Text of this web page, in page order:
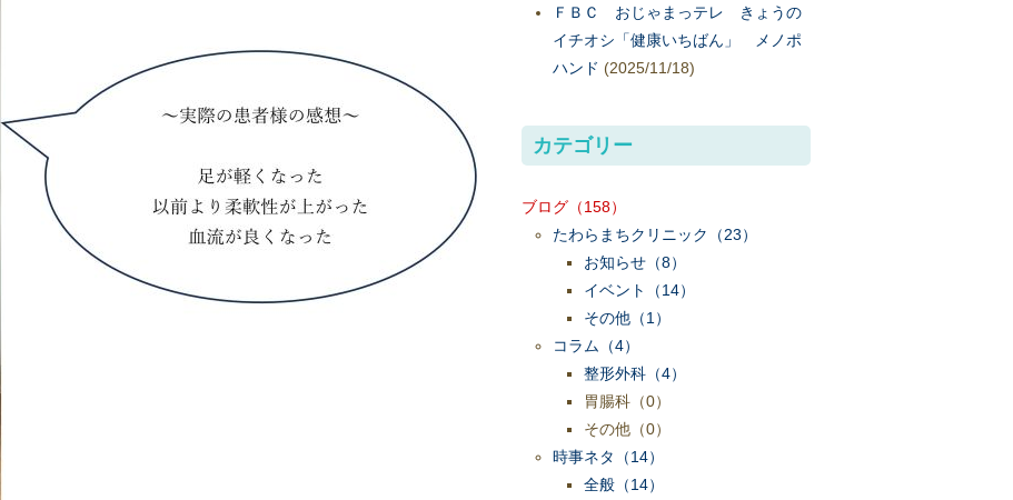
ＦＢＣ おじゃまっテレ きょうの
イチオシ「健康いちばん」 メノポ
ハンド (2025/11/18)
カテゴリー
ブログ （158）
たわらまちクリニック
（23）
お知らせ （8）
イベント
（14）
その他 （1）
コラム （4）
整形外科 （4）
胃腸科 （0）
その他 （0）
時事ネタ
（14）
全般 （14）